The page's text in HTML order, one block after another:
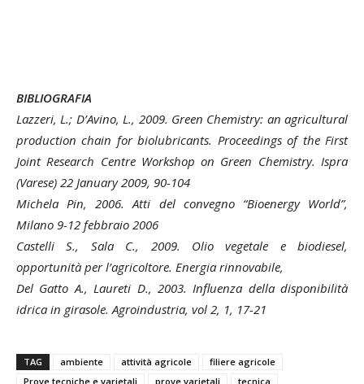
BIBLIOGRAFIA
Lazzeri, L.; D’Avino, L., 2009. Green Chemistry: an agricultural
production chain for biolubricants. Proceedings of the First
Joint Research Centre Workshop on Green Chemistry. Ispra
(Varese) 22 January 2009, 90-104
Michela Pin, 2006. Atti del convegno “Bioenergy World”,
Milano 9-12 febbraio 2006
Castelli S., Sala C., 2009. Olio vegetale e biodiesel,
opportunità per l’agricoltore. Energia rinnovabile,
Del Gatto A., Laureti D., 2003. Influenza della disponibilità
idrica in girasole. Agroindustria, vol 2, 1, 17-21
TAG ambiente attività agricole
filiere agricole
Prove tecniche e varietali
prove varietali tecnica